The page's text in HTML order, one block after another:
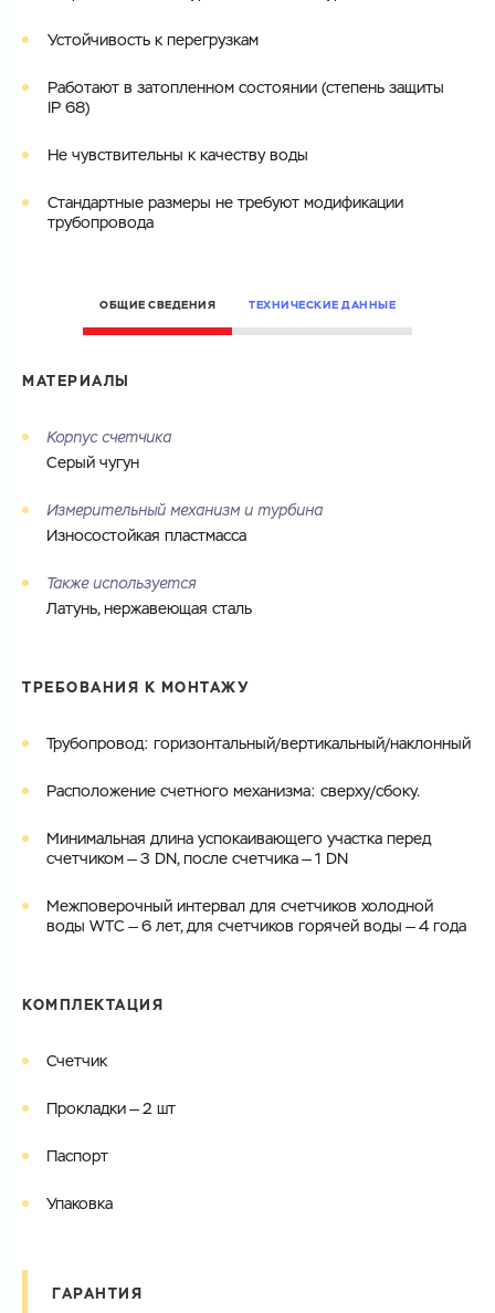
персональных данных
Файл с реквизитами огранизации (любой формат, макс. 20
ГОТОВО
Устойчивость к перегрузкам
Работают в затопленном состоянии (степень защиты
IP 68)
Не чувствительны к качеству воды
Стандартные размеры не требуют модификации
трубопровода
ОБЩИЕ СВЕДЕНИЯ ТЕХНИЧЕСКИЕ ДАННЫЕ
МАТЕРИАЛЫ
Корпус счетчика
Серый чугун
Измерительный механизм и турбина
Износостойкая пластмасса
Также используется
Латунь, нержавеющая сталь
ТРЕБОВАНИЯ К МОНТАЖУ
Трубопровод: горизонтальный/вертикальный/наклонный
Расположение счетного механизма: сверху/сбоку.
Минимальная длина успокаивающего участка перед
счетчиком — 3 DN, после счетчика — 1 DN
Межповерочный интервал для счетчиков холодной
воды WTC — 6 лет, для счетчиков горячей воды — 4 года
КОМПЛЕКТАЦИЯ
Счетчик
Прокладки — 2 шт
Паспорт
Упаковка
ГАРАНТИЯ